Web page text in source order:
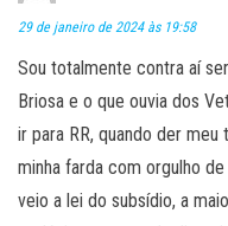
29 de janeiro de 2024 às 19:58
Sou totalmente contra aí
Briosa e o que ouvia dos
ir para RR, quando der
minha farda com orgulho
veio a lei do subsídio, a